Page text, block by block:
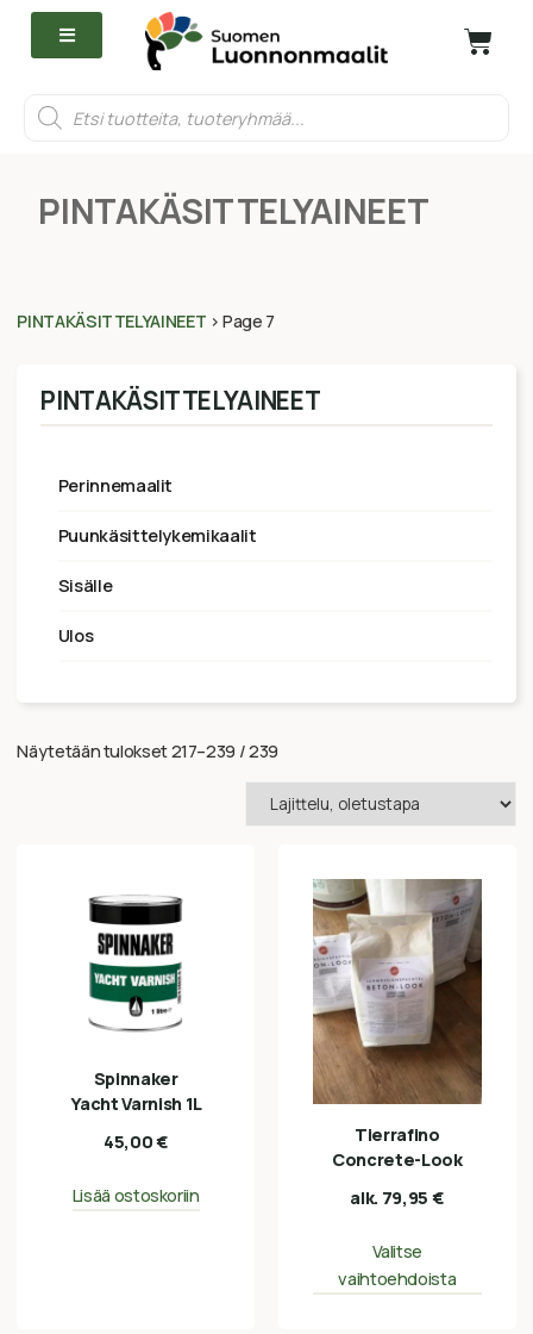
PINTAKÄSITTELYAINEET
PINTAKÄSITTELYAINEET >Page 7
PINTAKÄSITTELYAINEET
perinnemaalit
puunkäsittelykemikaalit
sisälle
ulos
Näytetään tulokset 217–239 / 239
Spinnaker
Yacht Varnish 1L
45,00€
Lisää ostoskoriin
Tierrafino
Concrete-Look
alk. 79,95 €
Valitse
vaihtoehdoista